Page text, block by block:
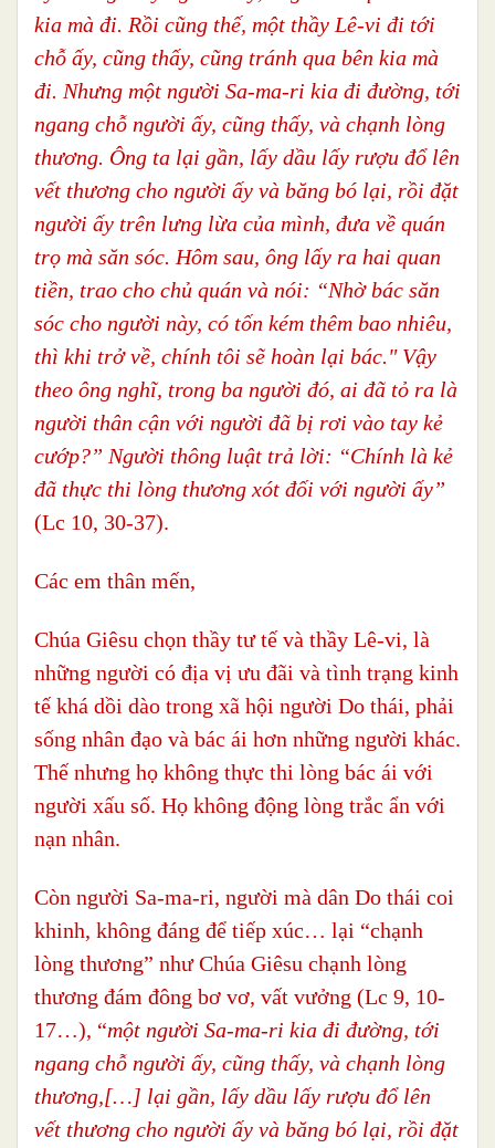
kia mà đi. Rồi cũng thế, một thầy Lê-vi đi tới
chỗ ấy, cũng thấy, cũng tránh qua bên kia mà
đi. Nhưng một người Sa-ma-ri kia đi đường, tới
ngang chỗ người ấy, cũng thấy, và chạnh lòng
thương. Ông ta lại gần, lấy dầu lấy rượu đổ lên
vết thương cho người ấy và băng bó lại, rồi đặt
người ấy trên lưng lừa của mình, đưa về quán
trọ mà săn sóc. Hôm sau, ông lấy ra hai quan
tiền, trao cho chủ quán và nói: “Nhờ bác săn
sóc cho người này, có tốn kém thêm bao nhiêu,
thì khi trở về, chính tôi sẽ hoàn lại bác." Vậy
theo ông nghĩ, trong ba người đó, ai đã tỏ ra là
người thân cận với người đã bị rơi vào tay kẻ
cướp?” Người thông luật trả lời: “Chính là kẻ
đã thực thi lòng thương xót đối với người ấy”
(Lc 10, 30-37).
Các em thân mến,
Chúa Giêsu chọn thầy tư tế và thầy Lê-vi, là
những người có địa vị ưu đãi và tình trạng kinh
tế khá dồi dào trong xã hội người Do thái, phải
sống nhân đạo và bác ái hơn những người khác.
Thế nhưng họ không thực thi lòng bác ái với
người xấu số. Họ không động lòng trắc ẩn với
nạn nhân.
Còn người Sa-ma-ri, người mà dân Do thái coi
khinh, không đáng để tiếp xúc… lại “chạnh
lòng thương” như Chúa Giêsu chạnh lòng
thương đám đông bơ vơ, vất vưởng (Lc 9, 10-
17…), “một người Sa-ma-ri kia đi đường, tới
ngang chỗ người ấy, cũng thấy, và chạnh lòng
thương,[…] lại gần, lấy dầu lấy rượu đổ lên
vết thương cho người ấy và băng bó lại, rồi đặt